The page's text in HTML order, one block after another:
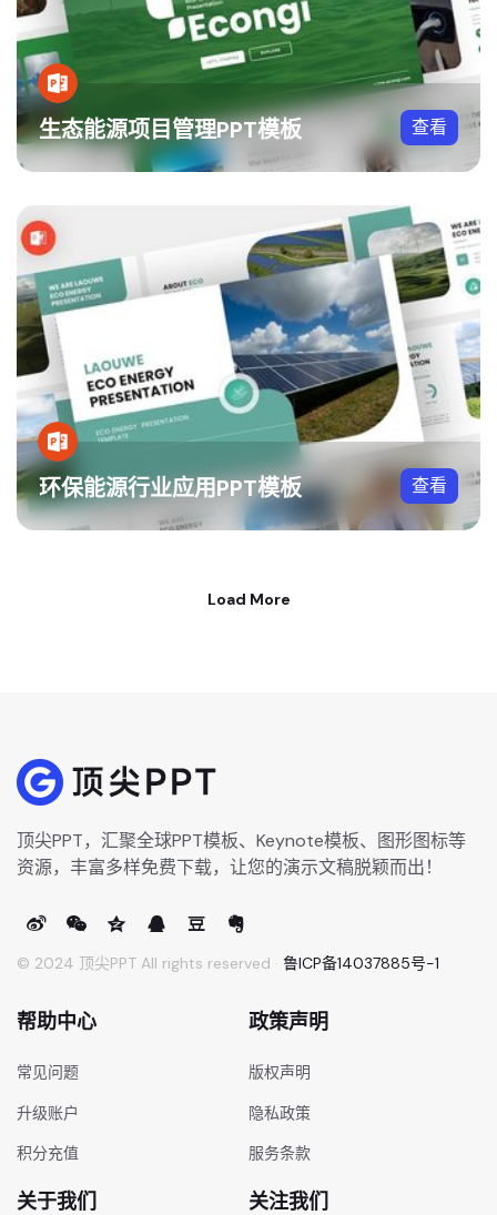
生态能源项目管理PPT模板 查看
环保能源行业应用PPT模板 查看
Load More
顶尖PPT，汇聚全球PPT模板、Keynote模板、图形图标等
资源，丰富多样免费下载，让您的演示文稿脱颖而出！
© 2024 顶尖PPT All rights reserved · 鲁ICP备14037885号-1
帮助中心
常见问题
升级账户
积分充值
政策声明
版权声明
隐私政策
服务条款
关于我们 关注我们